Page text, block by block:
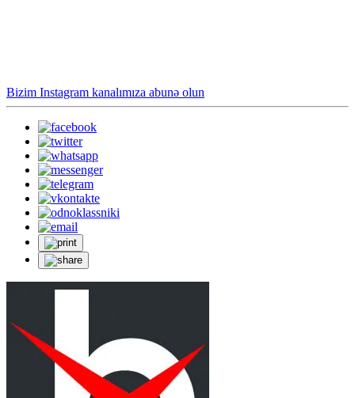
Bizim Instagram kanalımıza abunə olun